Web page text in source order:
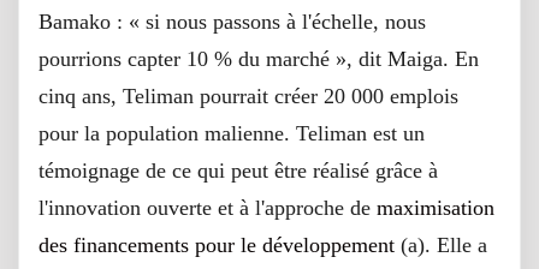
Bamako : « si nous passons à l'échelle, nous
pourrions capter 10 % du marché », dit Maiga. En
cinq ans, Teliman pourrait créer 20 000 emplois
pour la population malienne. Teliman est un
témoignage de ce qui peut être réalisé grâce à
l'innovation ouverte et à l'approche de maximisation
des financements pour le développement (a). Elle a